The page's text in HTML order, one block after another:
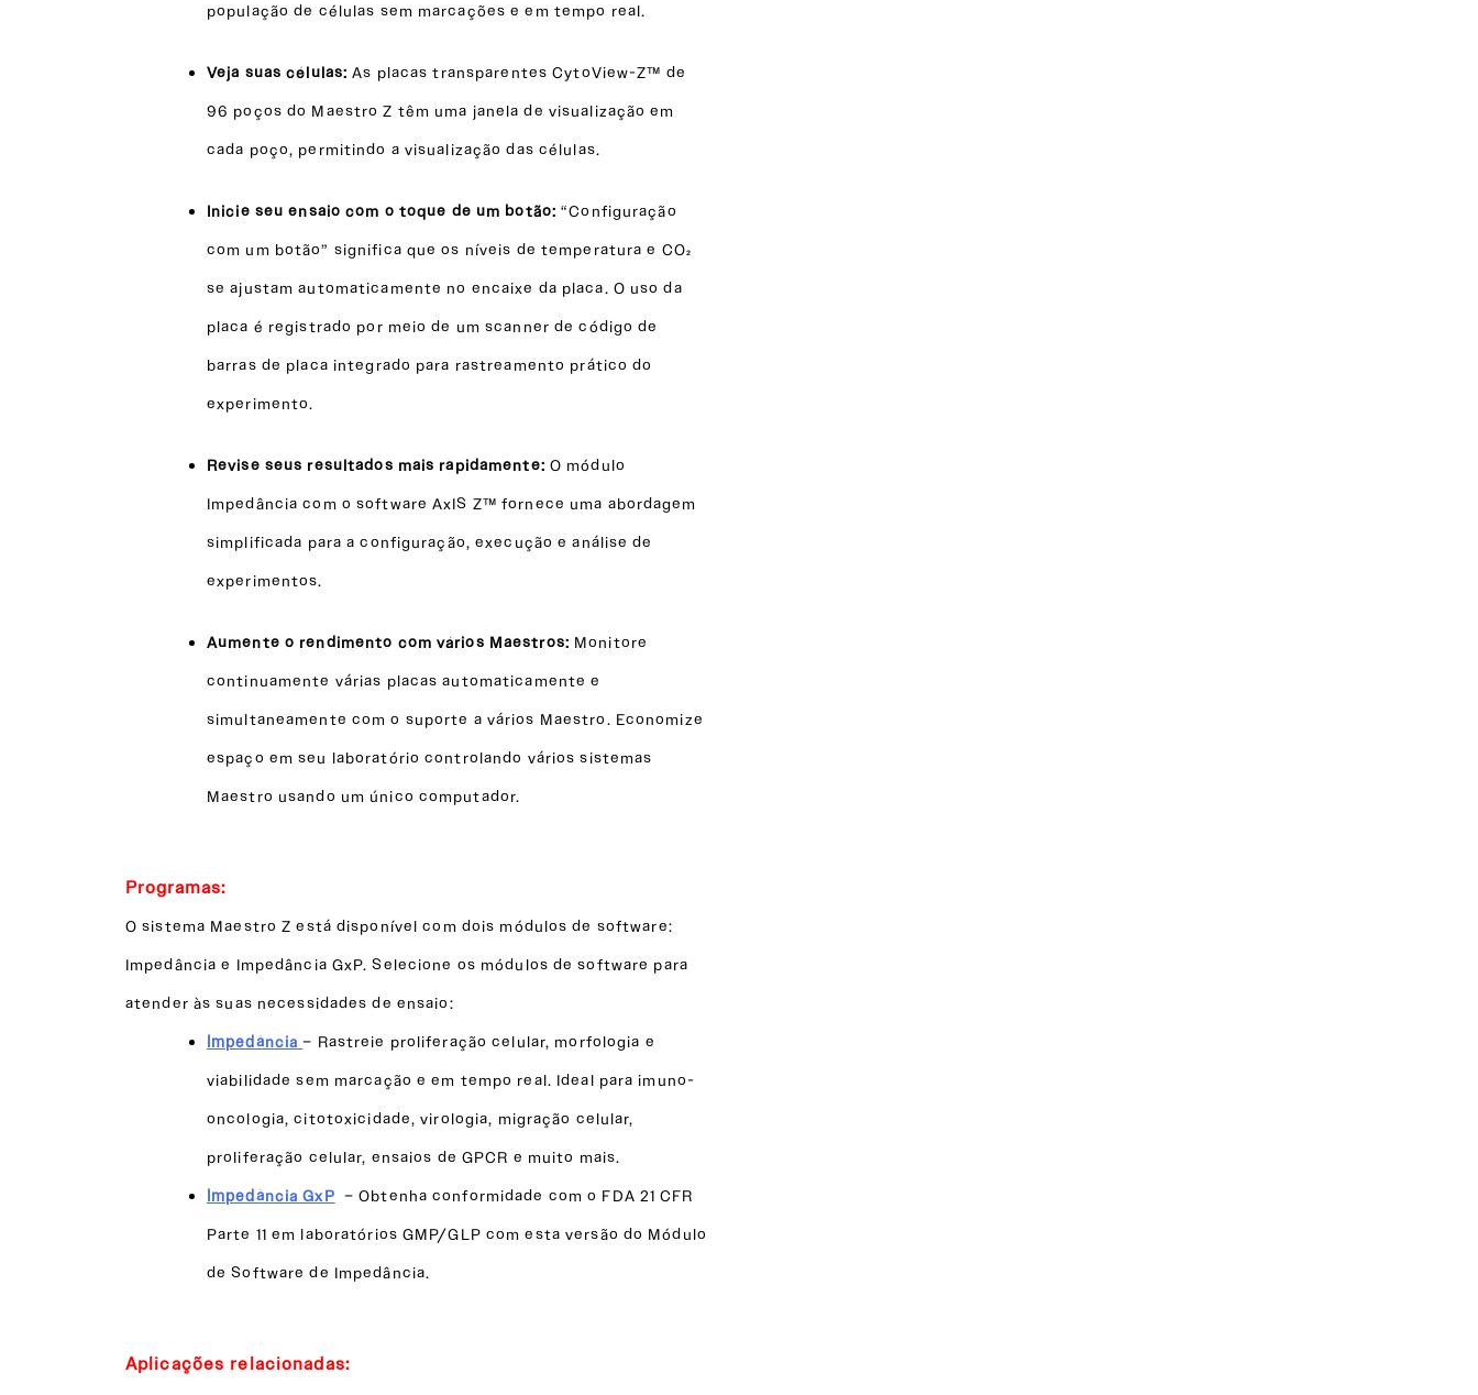
população de células sem marcações e em tempo real.
Veja suas células:As placas transparentes CytoView-Z™ de
96 poços do Maestro Z têm uma janela de visualização em
cada poço, permitindo a visualização das células.
Inicie seu ensaio com o toque de um botão:“Configuração
com um botão” significa que os níveis de temperatura e CO₂
se ajustam automaticamente no encaixe da placa. O uso da
placa é registrado por meio de um scanner de código de
barras de placa integrado para rastreamento prático do
experimento.
Revise seus resultados mais rapidamente: O módulo
Impedância com o software AxIS Z™ fornece uma abordagem
simplificada para a configuração, execução e análise de
experimentos.
Aumente o rendimento com vários Maestros: Monitore
continuamente várias placas automaticamente e
simultaneamente com o suporte a vários Maestro. Economize
espaço em seu laboratório controlando vários sistemas
Maestro usando um único computador.
Programas:
O sistema Maestro Z está disponível com dois módulos de software:
Impedância e Impedância GxP. Selecione os módulos de software para
atender às suas necessidades de ensaio:
Impedância – Rastreie proliferação celular, morfologia e
viabilidade sem marcação e em tempo real. Ideal para imuno-
oncologia, citotoxicidade, virologia, migração celular,
proliferação celular, ensaios de GPCR e muito mais.
Impedância GxP – Obtenha conformidade com o FDA 21 CFR
Parte 11 em laboratórios GMP/GLP com esta versão do Módulo
de Software de Impedância.
Aplicações relacionadas: